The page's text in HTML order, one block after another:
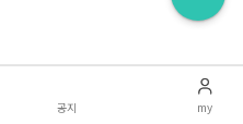
공지 my